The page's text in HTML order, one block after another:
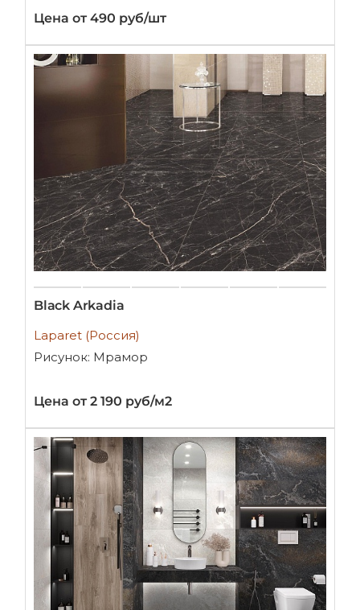
Цена от 490 руб/шт
Black Arkadia
Laparet (Россия)
Рисунок: Мрамор
Цена от 2 190 руб/м2